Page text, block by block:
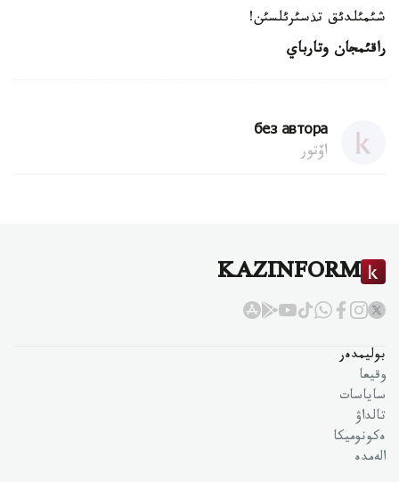
شئمئلدئق تذسئرئلسئن!
راقئمجان وتارباي
без автора
اۆتور
KAZINFORM
بوليمدەر
وقيعا
ساياسات
تالداۋ
ەكونوميكا
الەمدە